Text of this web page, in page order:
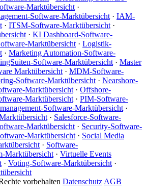
Marktübersicht ·
Software-Marktübersicht · IAM-
· ITSM-Software-Marktübersicht ·
· KI Dashboard-Software-
Marktübersicht · Logistik-
· Marketing Automation-Software-
Software-Marktübersicht · Master
Marktübersicht · MDM-Software-
Software-Marktübersicht · Nearshore-
Marktübersicht · Offshore-
Marktübersicht · PIM-Software-
Software-Marktübersicht ·
· Salesforce-Software-
Marktübersicht · Security-Software-
Marktübersicht · Social Media
· Software-
Marktübersicht · Virtuelle Events
· Voting-Software-Marktübersicht ·
vorbehalten Datenschutz AGB